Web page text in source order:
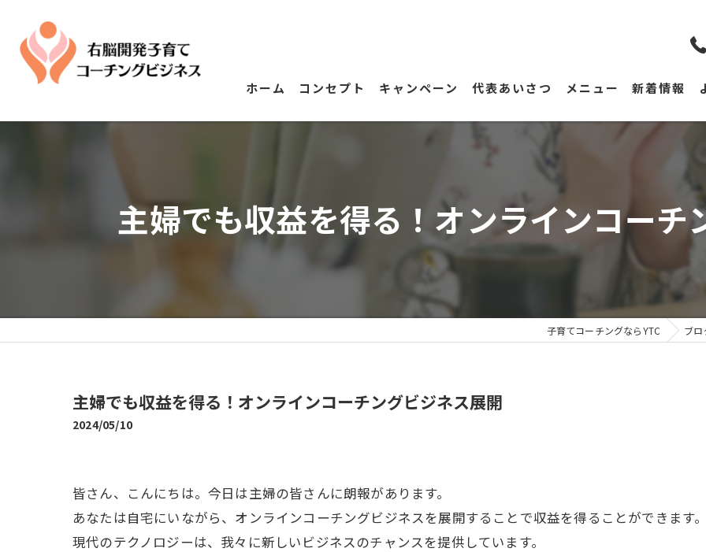
ホーム コンセプト キャンペーン 代表あいさつ メニュー 新着情報
主婦でも収益を得る！オンラインコーチ
子育てコーチングならYTC ブロ
主婦でも収益を得る！オンラインコーチングビジネス展開
2024/05/10
皆さん、こんにちは。今日は主婦の皆さんに朗報があります。
あなたは自宅にいながら、オンラインコーチングビジネスを展開することで収益を得ることができます
現代のテクノロジーは、我々に新しいビジネスのチャンスを提供しています。